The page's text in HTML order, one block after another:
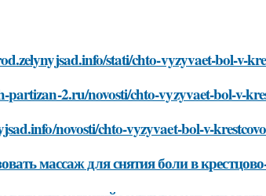
stati/chto-vyzyvaet-bol-v-
2.ru/novosti/chto-vyzyvaet-bol-v-
novosti/chto-vyzyvaet-bol-v-
массаж для снятия боли в